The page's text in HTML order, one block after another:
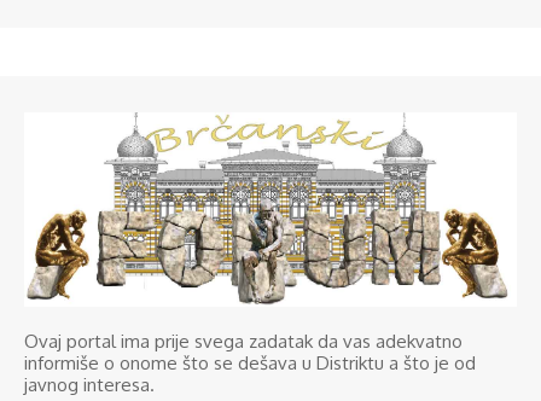
Ovaj portal ima prije svega zadatak da vas adekvatno
informiše o onome što se dešava u Distriktu a što je od
javnog interesa.